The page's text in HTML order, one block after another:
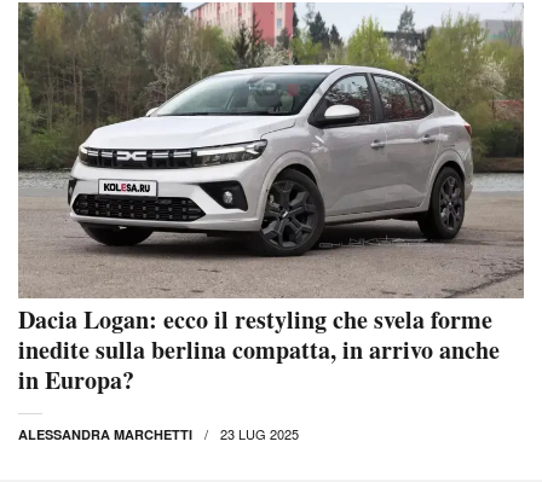
Dacia Logan: ecco il restyling che svela forme
inedite sulla berlina compatta, in arrivo anche
in Europa?
ALESSANDRA MARCHETTI 23 LUG 2025